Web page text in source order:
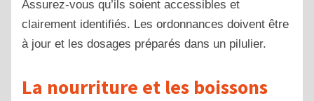
Assurez-vous qu’ils soient accessibles et
clairement identifiés. Les ordonnances doivent être
à jour et les dosages préparés dans un pilulier.
La nourriture et les boissons